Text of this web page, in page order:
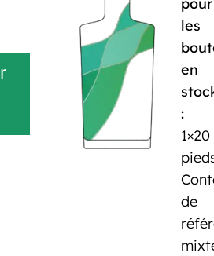
pour
les
en
:
1×20
de